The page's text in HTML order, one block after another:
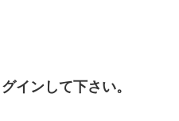
インして下さい。